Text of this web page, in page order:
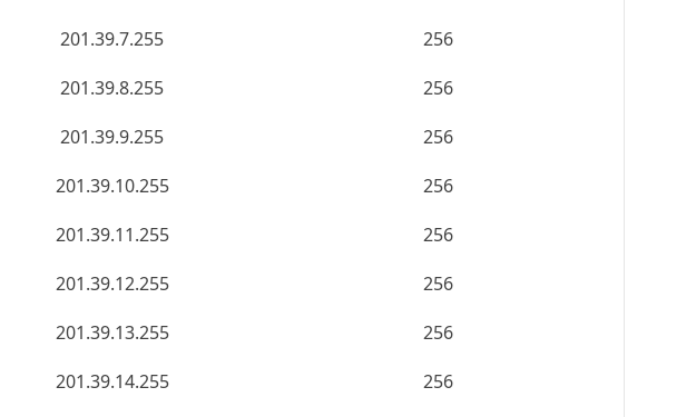
201.39.7.255
256
201.39.8.255
256
201.39.9.255
256
201.39.10.255
256
201.39.11.255
256
201.39.12.255
256
201.39.13.255
256
201.39.14.255
256